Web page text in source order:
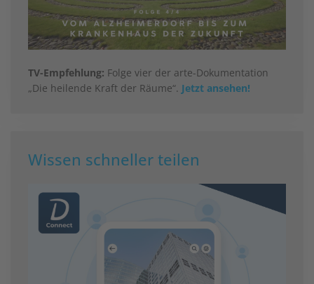
TV-Empfehlung: Folge vier der arte-Dokumentation
„Die heilende Kraft der Räume“. Jetzt ansehen!
Wissen schneller teilen